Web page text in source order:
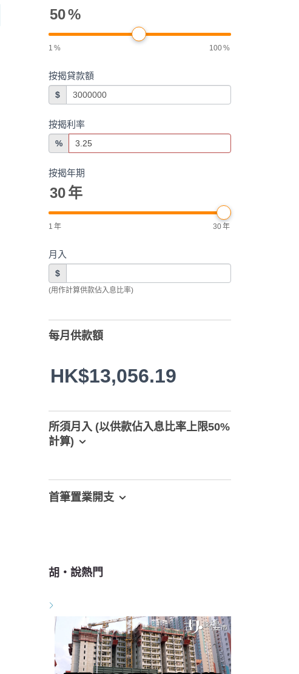
50%
1 % 100%
按揭貸款額
$
按揭利率
%
按揭年期
30年
1 年 30年
月入
$
(用作計算供款佔入息比率)
每月供款額
HK$13,056.19
所須月入 (以供款佔入息比率上限50%
計算)
首筆置業開支
胡‧說熱門